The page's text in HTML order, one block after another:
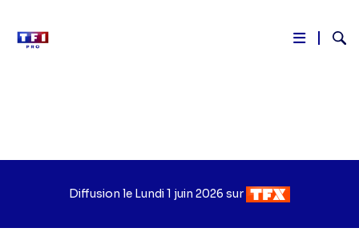
Diffusion le Jour
diffusion
Lundi 1 juin 2026 sur Chaîne
diffusion